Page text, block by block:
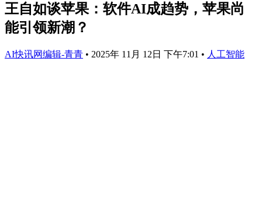
王自如谈苹果：软件AI成趋势，苹果尚
能引领新潮？
AI快讯网编辑-青青 • 2025年 11月 12日 下午7:01 • 人工智能